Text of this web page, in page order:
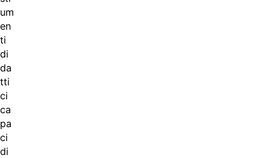
um
en
ti
di
da
tti
ci
ca
pa
ci
di